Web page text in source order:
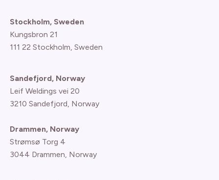
Stockholm, Sweden
Kungsbron 21
111 22 Stockholm, Sweden
Sandefjord, Norway
Leif Weldings vei 20
3210 Sandefjord, Norway
Drammen, Norway
Strømsø Torg 4
3044 Drammen, Norway